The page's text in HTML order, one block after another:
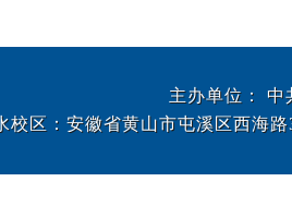
主办单位： 中
校区：安徽省黄山市屯溪区西海